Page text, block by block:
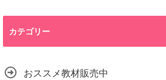
カテゴリー
おススメ教材販売中